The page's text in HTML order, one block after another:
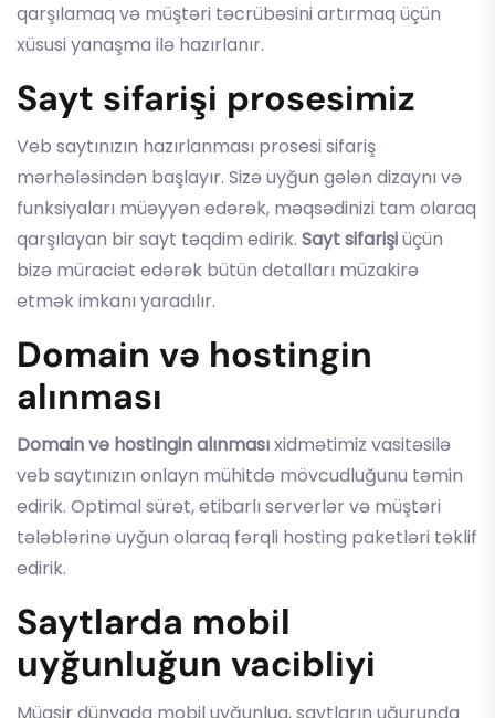
qarşılamaq və müştəri təcrübəsini artırmaq üçün
xüsusi yanaşma ilə hazırlanır.
Sayt sifarişi prosesimiz
Veb saytınızın hazırlanması prosesi sifariş
mərhələsindən başlayır. Sizə uyğun gələn dizaynı və
funksiyaları müəyyən edərək, məqsədinizi tam olaraq
qarşılayan bir sayt təqdim edirik. Sayt sifarişiüçün
bizə müraciət edərək bütün detalları müzakirə
etmək imkanı yaradılır.
Domain və hostingin
alınması
Domain və hostingin alınmasıxidmətimiz vasitəsilə
veb saytınızın onlayn mühitdə mövcudluğunu təmin
edirik. Optimal sürət, etibarlı serverlər və müştəri
tələblərinə uyğun olaraq fərqli hosting paketləri təklif
edirik.
Saytlarda mobil
uyğunluğun vacibliyi
Müasir dünyada mobil uyğunluq, saytların uğurunda